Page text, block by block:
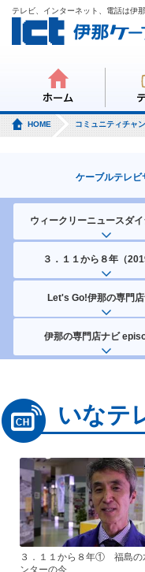
テレビ、インターネット、電話は伊
ホーム
HOME コミュニティチャ
ケーブルテレビ
ウィークリーニュースダイ
３．１１から８年（
Let's Go!伊那の専門
伊那の専門店ナビ
いなテ
３．１１から８年① 福島の
ンターの今